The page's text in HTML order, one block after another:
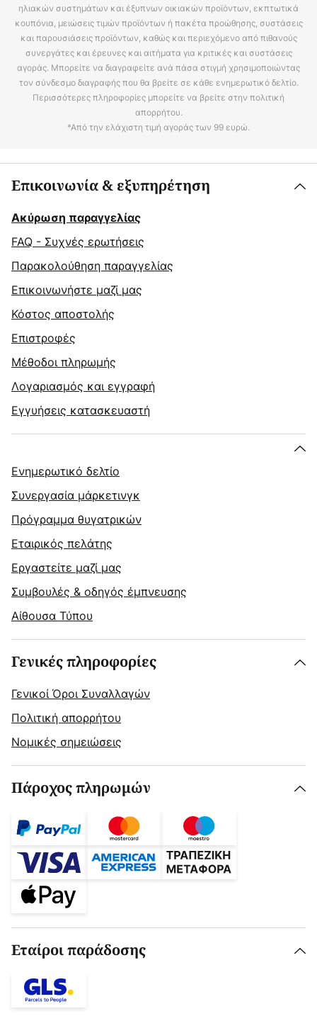
ηλιακών συστημάτων και έξυπνων οικιακών προϊόντων, εκπτωτικά
κουπόνια, μειώσεις τιμών προϊόντων ή πακέτα προώθησης, συστάσεις
και παρουσιάσεις προϊόντων, καθώς και περιεχόμενο από πιθανούς
συνεργάτες και έρευνες και αιτήματα για κριτικές και συστάσεις
αγοράς. Μπορείτε να διαγραφείτε ανά πάσα στιγμή χρησιμοποιώντας
τον σύνδεσμο διαγραφής που θα βρείτε σε κάθε ενημερωτικό δελτίο.
Περισσότερες πληροφορίες μπορείτε να βρείτε στην πολιτική
απορρήτου.
*Από την ελάχιστη τιμή αγοράς των 99 ευρώ.
Επικοινωνία & εξυπηρέτηση
Ακύρωση παραγγελίας
FAQ - Συχνές ερωτήσεις
Παρακολούθηση παραγγελίας
Επικοινωνήστε μαζί μας
Κόστος αποστολής
Επιστροφές
Μέθοδοι πληρωμής
Λογαριασμός και εγγραφή
Εγγυήσεις κατασκευαστή
Ενημερωτικό δελτίο
Συνεργασία μάρκετινγκ
Πρόγραμμα θυγατρικών
Εταιρικός πελάτης
Εργαστείτε μαζί μας
Συμβουλές & οδηγός έμπνευσης
Αίθουσα Τύπου
Γενικές πληροφορίες
Γενικοί Όροι Συναλλαγών
Πολιτική απορρήτου
Νομικές σημειώσεις
Πάροχος πληρωμών
Εταίροι παράδοσης